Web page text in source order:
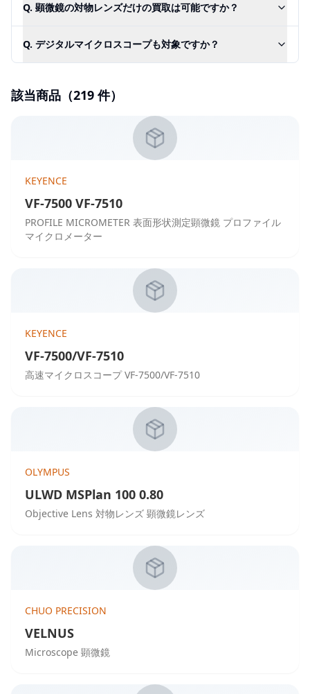
Q. 顕微鏡の対物レンズだけの買取は可能ですか？
Q. デジタルマイクロスコープも対象ですか？
該当商品（219 件）
KEYENCE
VF-7500 VF-7510
PROFILE MICROMETER 表面形状測定顕微鏡 プロファイル
マイクロメーター
KEYENCE
VF-7500/VF-7510
高速マイクロスコープ VF-7500/VF-7510
OLYMPUS
ULWD MSPlan 100 0.80
Objective Lens 対物レンズ 顕微鏡レンズ
CHUO PRECISION
VELNUS
Microscope 顕微鏡